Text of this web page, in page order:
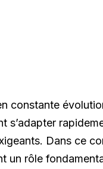
constante
s’adapter
Dans ce
un rôle